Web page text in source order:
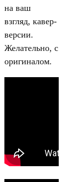
на ваш
взгляд, кавер-
версии.
Желательно, с
оригиналом.